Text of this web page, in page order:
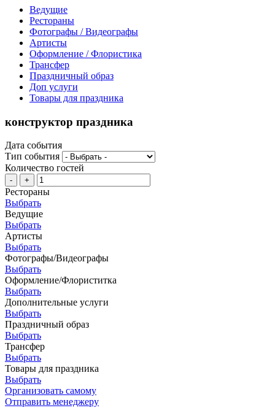
Ведущие
Рестораны
Фотографы / Видеографы
Артисты
Оформление / Флористика
Трансфер
Праздничный образ
Доп услуги
Товары для праздника
конструктор праздника
Дата события
Тип события
Количество гостей
- +
Рестораны
Выбрать
Ведущие
Выбрать
Артисты
Выбрать
Фотографы/Видеографы
Выбрать
Оформление/Флориститка
Выбрать
Дополнительные услуги
Выбрать
Праздничный образ
Выбрать
Трансфер
Выбрать
Товары для праздника
Выбрать
Организовать самому
Отправить менеджеру